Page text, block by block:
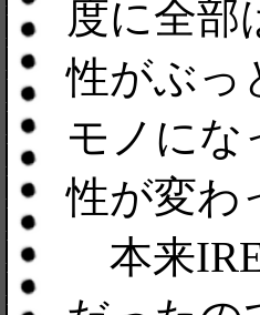
度に全部
性がぶっ
モノにな
性が変わ
本来